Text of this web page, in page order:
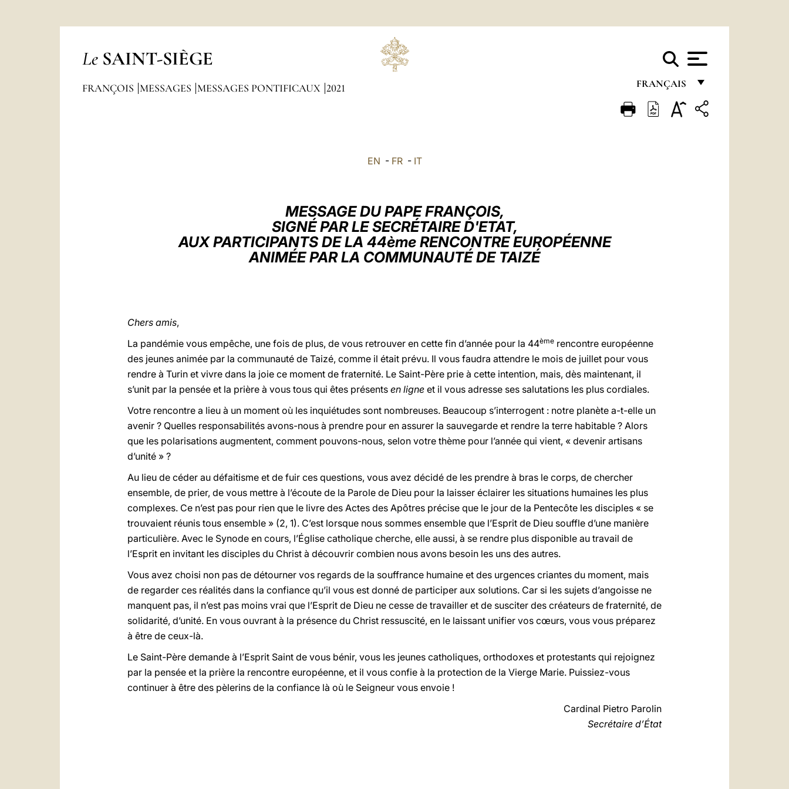
Le SAINT-SIÈGE
FRANÇAIS
FRANÇAIS
FRANÇOIS MESSAGES MESSAGES PONTIFICAUX 2021
EN - FR- IT
MESSAGE DU PAPE FRANÇOIS,
SIGNÉ PAR LE SECRÉTAIRE D'ETAT,
AUX PARTICIPANTS DE LA 44ème RENCONTRE EUROPÉENNE
ANIMÉE PAR LA COMMUNAUTÉ DE TAIZÉ
Chers amis,
La pandémie vous empêche, une fois de plus, de vous retrouver en cette fin d’année pour la 44ème rencontre européenne
des jeunes animée par la communauté de Taizé, comme il était prévu. Il vous faudra attendre le mois de juillet pour vous
rendre à Turin et vivre dans la joie ce moment de fraternité. Le Saint-Père prie à cette intention, mais, dès maintenant, il
s’unit par la pensée et la prière à vous tous qui êtes présents en ligne et il vous adresse ses salutations les plus cordiales.
Votre rencontre a lieu à un moment où les inquiétudes sont nombreuses. Beaucoup s’interrogent : notre planète a-t-elle un
avenir ? Quelles responsabilités avons-nous à prendre pour en assurer la sauvegarde et rendre la terre habitable ? Alors
que les polarisations augmentent, comment pouvons-nous, selon votre thème pour l’année qui vient, « devenir artisans
d’unité » ?
Au lieu de céder au défaitisme et de fuir ces questions, vous avez décidé de les prendre à bras le corps, de chercher
ensemble, de prier, de vous mettre à l’écoute de la Parole de Dieu pour la laisser éclairer les situations humaines les plus
complexes. Ce n’est pas pour rien que le livre des Actes des Apôtres précise que le jour de la Pentecôte les disciples « se
trouvaient réunis tous ensemble » (2, 1). C’est lorsque nous sommes ensemble que l’Esprit de Dieu souffle d’une manière
particulière. Avec le Synode en cours, l’Église catholique cherche, elle aussi, à se rendre plus disponible au travail de
l’Esprit en invitant les disciples du Christ à découvrir combien nous avons besoin les uns des autres.
Vous avez choisi non pas de détourner vos regards de la souffrance humaine et des urgences criantes du moment, mais
de regarder ces réalités dans la confiance qu’il vous est donné de participer aux solutions. Car si les sujets d’angoisse ne
manquent pas, il n’est pas moins vrai que l’Esprit de Dieu ne cesse de travailler et de susciter des créateurs de fraternité, de
solidarité, d’unité. En vous ouvrant à la présence du Christ ressuscité, en le laissant unifier vos cœurs, vous vous préparez
à être de ceux-là.
Le Saint-Père demande à l’Esprit Saint de vous bénir, vous les jeunes catholiques, orthodoxes et protestants qui rejoignez
par la pensée et la prière la rencontre européenne, et il vous confie à la protection de la Vierge Marie. Puissiez-vous
continuer à être des pèlerins de la confiance là où le Seigneur vous envoie !
Cardinal Pietro Parolin
Secrétaire d’État